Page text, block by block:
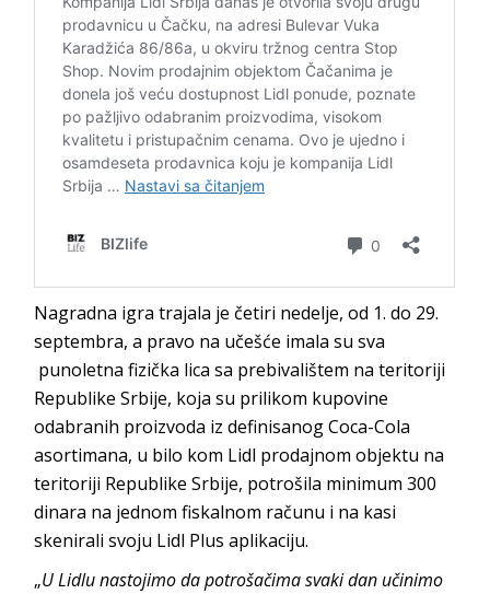
Nagradna igra trajala je četiri nedelje, od 1. do 29.
septembra, a pravo na učešće imala su sva
punoletna fizička lica sa prebivalištem na teritoriji
Republike Srbije, koja su prilikom kupovine
odabranih proizvoda iz definisanog Coca-Cola
asortimana, u bilo kom Lidl prodajnom objektu na
teritoriji Republike Srbije, potrošila minimum 300
dinara na jednom fiskalnom računu i na kasi
skenirali svoju Lidl Plus aplikaciju.
„U Lidlu nastojimo da potrošačima svaki dan učinimo